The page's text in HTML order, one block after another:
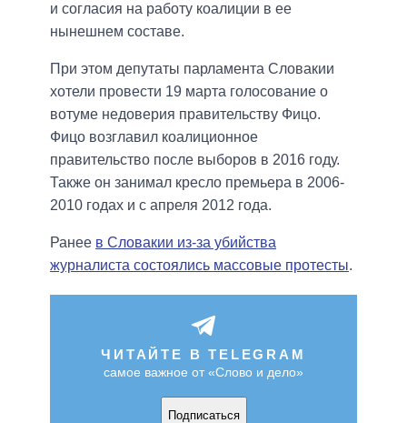
и согласия на работу коалиции в ее
нынешнем составе.
При этом депутаты парламента Словакии
хотели провести 19 марта голосование о
вотуме недоверия правительству Фицо.
Фицо возглавил коалиционное
правительство после выборов в 2016 году.
Также он занимал кресло премьера в 2006-
2010 годах и с апреля 2012 года.
Ранее в Словакии из-за убийства
журналиста состоялись массовые протесты.
ЧИТАЙТЕ В TELEGRAM
самое важное от «Слово и дело»
Подписаться